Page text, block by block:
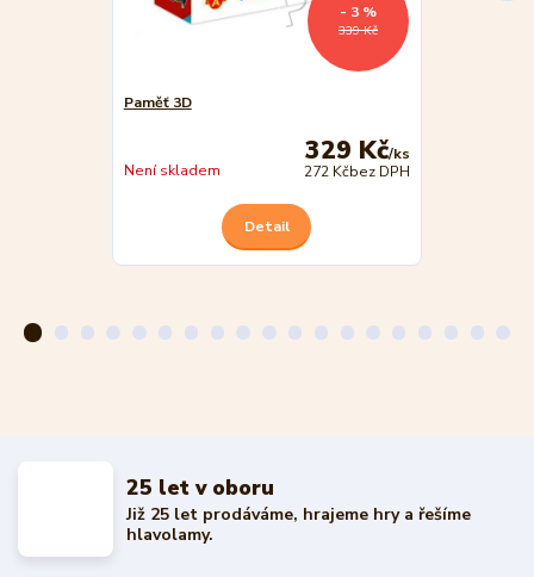
339 Kč
- 3 %
Paměť 3D
329 Kč/ks
272 Kčbez DPH
Není skladem
Detail
25 let v oboru
Již 25 let prodáváme, hrajeme hry a řešíme
hlavolamy.